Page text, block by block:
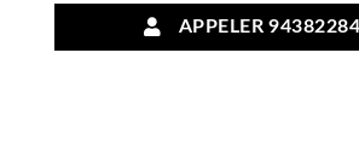
APPELER